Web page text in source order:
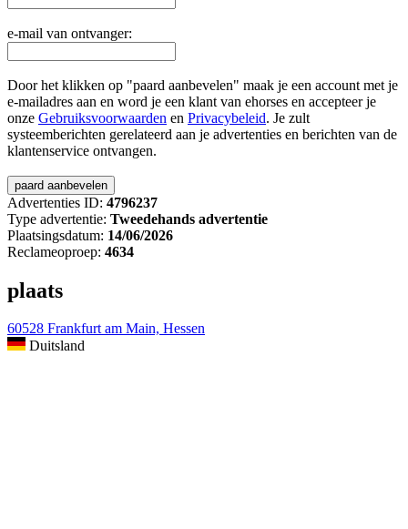
e-mail van ontvanger:
Door het klikken op "paard aanbevelen" maak je een account met je
e-mailadres aan en word je een klant van ehorses en accepteer je
onze Gebruiksvoorwaarden en Privacybeleid. Je zult
systeemberichten gerelateerd aan je advertenties en berichten van de
klantenservice ontvangen.
Advertenties ID: 4796237
Type advertentie: Tweedehands advertentie
Plaatsingsdatum: 14/06/2026
Reclameoproep: 4634
plaats
60528 Frankfurt am Main, Hessen
Duitsland